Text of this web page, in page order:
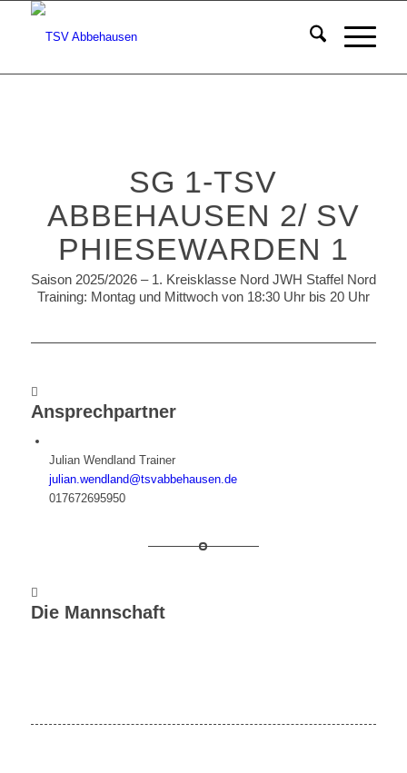
SG 1-TSV
ABBEHAUSEN 2/ SV
PHIESEWARDEN 1
Saison 2025/2026 – 1. Kreisklasse Nord JWH Staffel Nord
Training: Montag und Mittwoch von 18:30 Uhr bis 20 Uhr
Ansprechpartner
Julian Wendland Trainer
julian.wendland@tsvabbehausen.de
017672695950
Die Mannschaft